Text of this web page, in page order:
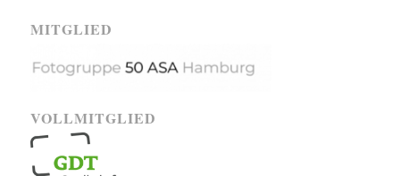
MITGLIED
VOLLMITGLIED